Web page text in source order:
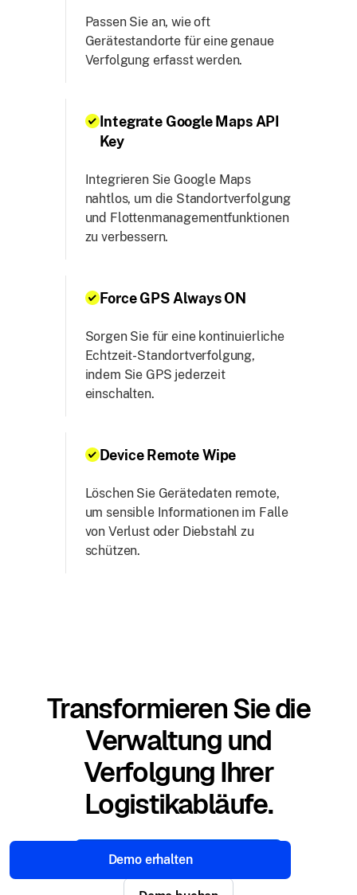
Passen Sie an, wie oft
Gerätestandorte für eine genaue
Verfolgung erfasst werden.
Integrate Google Maps API
Key
Integrieren Sie Google Maps
nahtlos, um die Standortverfolgung
und Flottenmanagementfunktionen
zu verbessern.
Force GPS Always ON
Sorgen Sie für eine kontinuierliche
Echtzeit-Standortverfolgung,
indem Sie GPS jederzeit
einschalten.
Device Remote Wipe
Löschen Sie Gerätedaten remote,
um sensible Informationen im Falle
von Verlust oder Diebstahl zu
schützen.
Transformieren Sie die
Verwaltung und
Verfolgung Ihrer
Logistikabläufe.
Kostenlose Testversion starten
Demo erhalten